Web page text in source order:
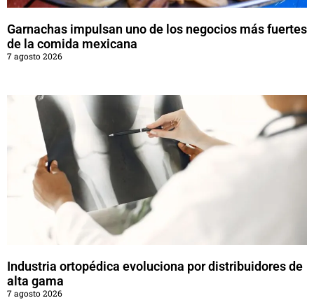
Garnachas impulsan uno de los negocios más fuertes
de la comida mexicana
7 agosto 2026
Industria ortopédica evoluciona por distribuidores de
alta gama
7 agosto 2026